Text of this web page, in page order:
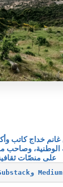
خداج كاتب
وصاحب
على منصّات ثقافية